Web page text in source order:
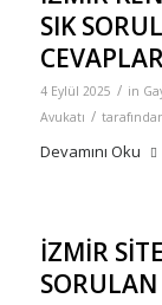
SIK
4 Eylül 2025 / in
Avukatı /
Devamını Oku
İZMİR